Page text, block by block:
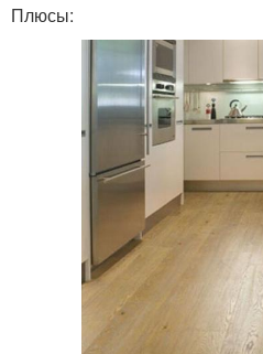
Плюсы: